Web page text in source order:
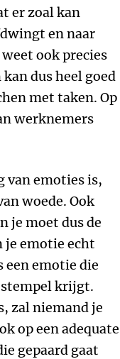
er zoal kan
en naar
ook precies
dus heel goed
met taken. Op
werknemers
emoties is,
woede. Ook
je moet dus de
je emotie echt
een emotie die
stempel krijgt.
zal niemand je
op een adequate
gepaard gaat